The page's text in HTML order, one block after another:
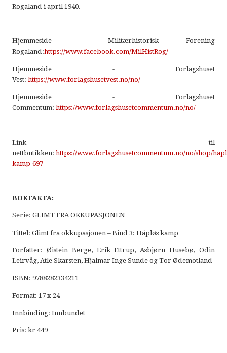
Rogaland i april 1940.
Hjemmeside - Militærhistorisk Forening
Rogaland:https://www.facebook.com/MilHistRog/
Hjemmeside - Forlagshuset
Vest: https://www.forlagshusetvest.no/no/
Hjemmeside - Forlagshuset
Commentum: https://www.forlagshusetcommentum.no/no/
Link til
nettbutikken: https://www.forlagshusetcommentum.no/no/shop/
kamp-697
BOKFAKTA:
Serie: GLIMT FRA OKKUPASJONEN
Tittel: Glimt fra okkupasjonen – Bind 3: Håpløs kamp
Forfatter: Øistein Berge, Erik Ettrup, Asbjørn Husebø, Odin
Leirvåg, Atle Skarsten, Hjalmar Inge Sunde og Tor Ødemotland
ISBN: 9788282334211
Format: 17 x 24
Innbinding: Innbundet
Pris: kr 449